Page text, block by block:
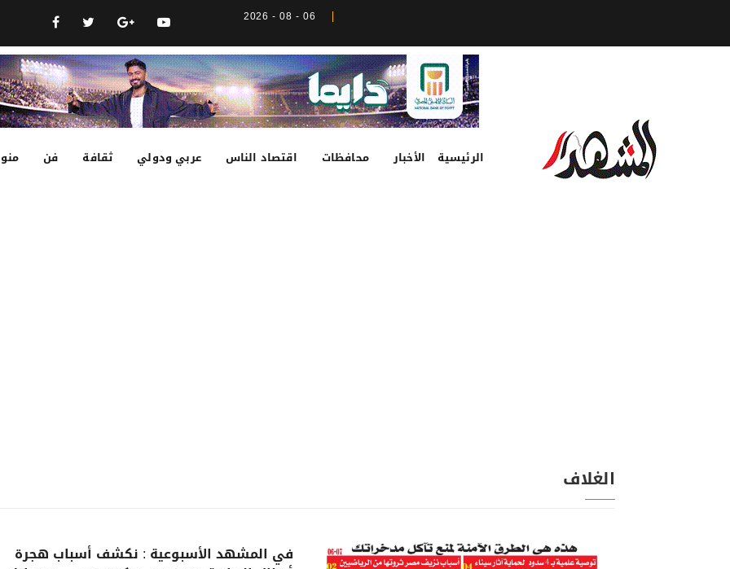
06 - 08 - 2026
الرئيسية الأخبار محافظات اقتصاد الناس عربي ودولي ثقافة فن
الغلاف
في المشهد الأسبوعية : نكشف أسباب هجرة